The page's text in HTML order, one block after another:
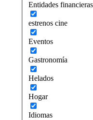
Entidades financieras
estrenos cine
Eventos
Gastronomía
Helados
Hogar
Idiomas